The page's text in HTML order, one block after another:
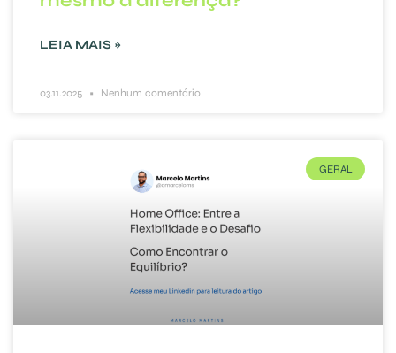
LEIA MAIS »
03.11.2025 Nenhum comentário
GERAL